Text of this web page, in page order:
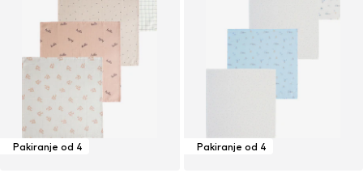
Pakiranje od 4 Pakiranje od 4